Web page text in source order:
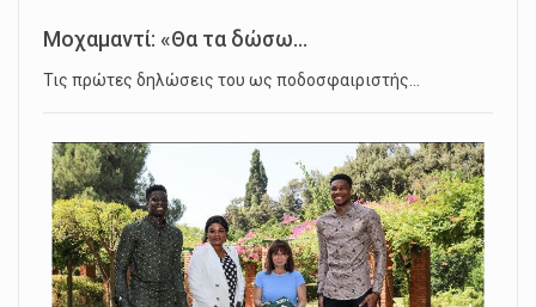
Μοχαμαντί: «Θα τα δώσω...
Τις πρώτες δηλώσεις του ως ποδοσφαιριστής…